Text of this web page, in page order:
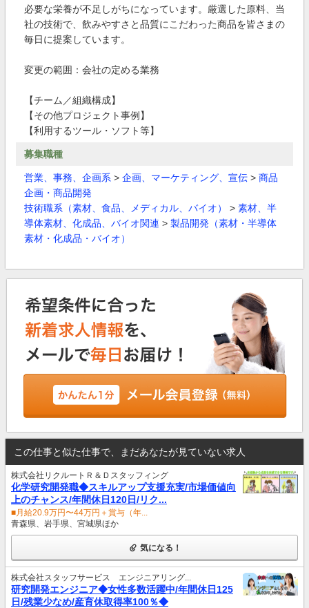
必要な栄養が不足しがちになっています。厳選した原料、当
社の技術で、飲みやすさと品質にこだわった商品を皆さまの
毎日に提案しています。
変更の範囲：会社の定める業務
【チーム／組織構成】
【その他プロジェクト事例】
【利用するツール・ソフト等】
募集職種
営業、事務、企画系 > 企画、マーケティング、宣伝 > 商品
企画・商品開発
技術職系（素材、食品、メディカル、バイオ）
> 素材、半
導体素材、化成品、バイオ関連 > 製品開発（素材・半導体
素材・化成品・バイオ）
この仕事と似た仕事で、まだあなたが見ていない求人
株式会社リクルートＲ＆Ｄスタッフィング
化学研究開発職◆スキルアップ支援充実/市場価値向
上のチャンス/年間休日120日/リク...
■月給20.9万円〜44万円＋賞与（年...
青森県、岩手県、宮城県ほか
気になる！
株式会社スタッフサービス エンジニアリング...
研究開発エンジニア◆女性多数活躍中/年間休日125
日/残業少なめ/産育休取得率100％◆